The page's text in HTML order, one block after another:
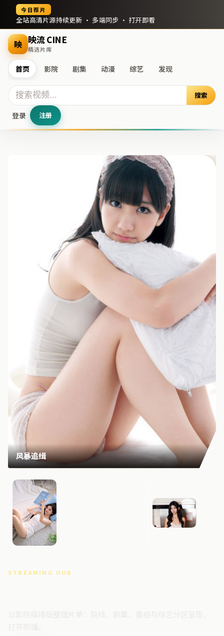
今日荐片
全站高清片源持续更新 · 多端同步 · 打开即看
映 映流 CINE
精选片库
首页 影院 剧集 动漫 综艺 发现
搜索
登录 注册
STREAMING HUB
风暴追缉